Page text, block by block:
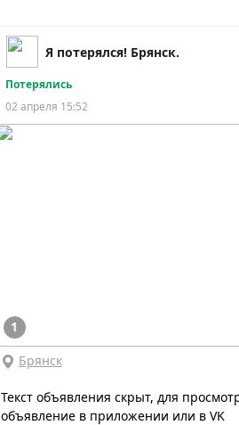
Я потерялся! Брянск.
Потерялись
02 апреля 15:52
1
Брянск
Текст объявления скрыт, для
объявление в приложении или в VK